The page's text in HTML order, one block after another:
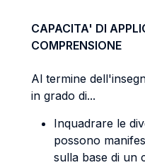
CAPACITA' DI
COMPRENSIONE
Al termine
in grado di...
Inquadrare le
possono
sulla base di un